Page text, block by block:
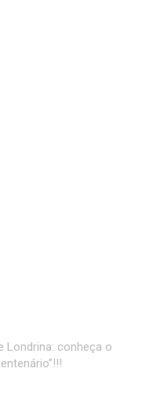
Londrina: conheça o